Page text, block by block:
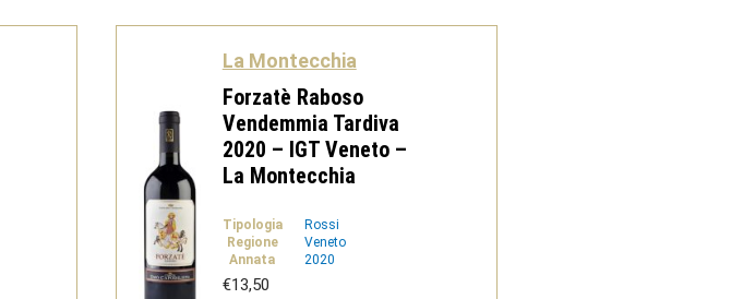
La Montecchia
Forzatè Raboso
Vendemmia Tardiva
2020 – IGT Veneto –
La Montecchia
Tipologia
Rossi
Regione
Veneto
Annata
2020
€13,50